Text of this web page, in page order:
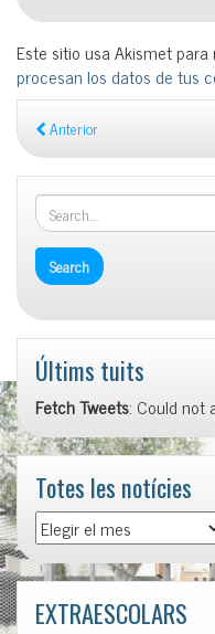
Este sitio usa Akismet
procesan los datos de tus
Anterior
Últims tuits
Fetch Tweets: Could not
Totes les notícies
Totes
les
notícies
EXTRAESCOLARS